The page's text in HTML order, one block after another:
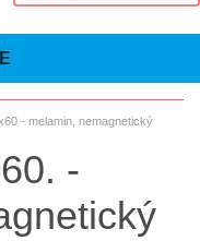
- melamin, nemagnetický
-